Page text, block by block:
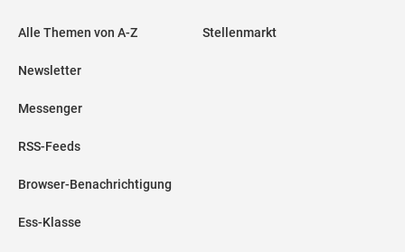
Alle Themen von A-Z
Newsletter
Messenger
RSS-Feeds
Browser-Benachrichtigung
Ess-Klasse
Stellenmarkt